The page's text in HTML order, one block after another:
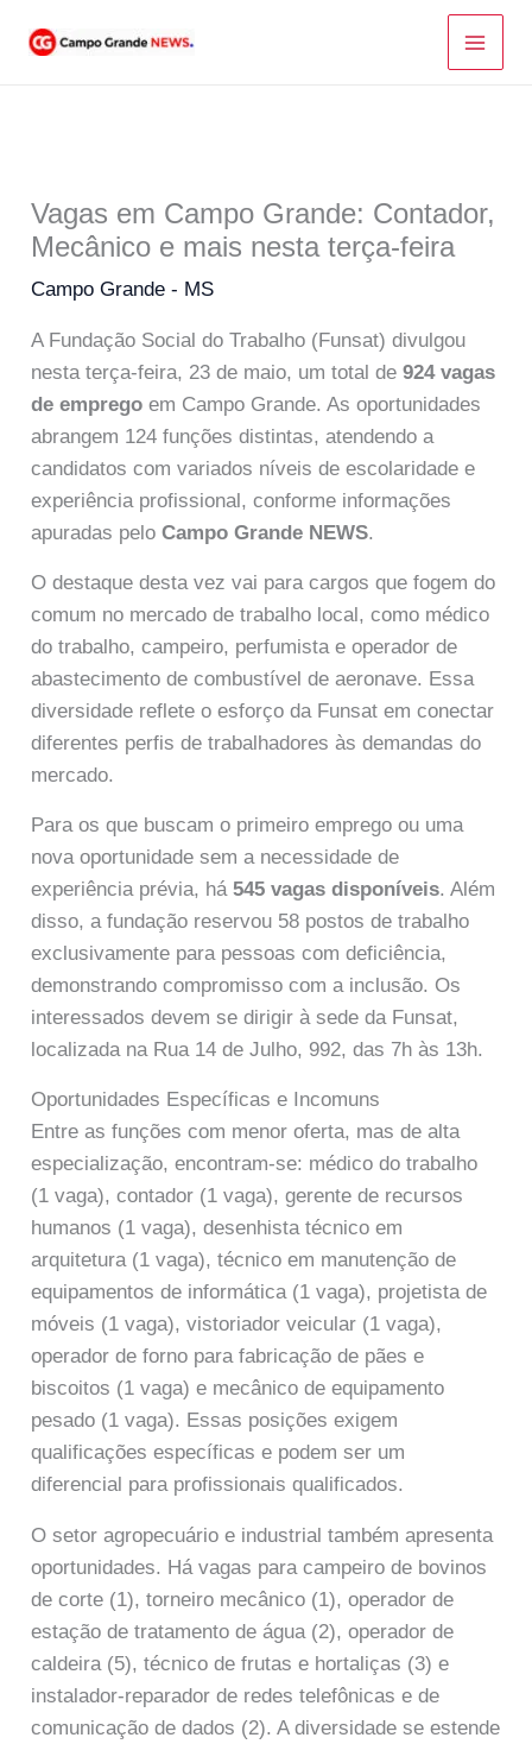
para
Vagas em Campo Grande: Contador,
Mecânico e mais nesta terça-feira
Campo Grande - MS
A Fundação Social do Trabalho (Funsat) divulgou
nesta terça-feira, 23 de maio, um total de924 vagas
de emprego em Campo Grande. As oportunidades
abrangem 124 funções distintas, atendendo a
candidatos com variados níveis de escolaridade e
experiência profissional, conforme informações
apuradas peloCampo Grande NEWS.
O destaque desta vez vai para cargos que fogem do
comum no mercado de trabalho local, como médico
do trabalho, campeiro, perfumista e operador de
abastecimento de combustível de aeronave. Essa
diversidade reflete o esforço da Funsat em conectar
diferentes perfis de trabalhadores às demandas do
mercado.
Para os que buscam o primeiro emprego ou uma
nova oportunidade sem a necessidade de
experiência prévia, há545 vagas disponíveis. Além
disso, a fundação reservou 58 postos de trabalho
exclusivamente para pessoas com deficiência,
demonstrando compromisso com a inclusão. Os
interessados devem se dirigir à sede da Funsat,
localizada na Rua 14 de Julho, 992, das 7h às 13h.
Oportunidades Específicas e Incomuns
Entre as funções com menor oferta, mas de alta
especialização, encontram-se: médico do trabalho
(1 vaga), contador (1 vaga), gerente de recursos
humanos (1 vaga), desenhista técnico em
arquitetura (1 vaga), técnico em manutenção de
equipamentos de informática (1 vaga), projetista de
móveis (1 vaga), vistoriador veicular (1 vaga),
operador de forno para fabricação de pães e
biscoitos (1 vaga) e mecânico de equipamento
pesado (1 vaga). Essas posições exigem
qualificações específicas e podem ser um
diferencial para profissionais qualificados.
O setor agropecuário e industrial também apresenta
oportunidades. Há vagas para campeiro de bovinos
de corte (1), torneiro mecânico (1), operador de
estação de tratamento de água (2), operador de
caldeira (5), técnico de frutas e hortaliças (3) e
instalador-reparador de redes telefônicas e de
comunicação de dados (2). A diversidade se estende